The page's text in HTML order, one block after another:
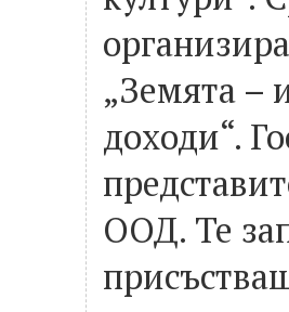
„Земята –
доходи“.
ООД. Те